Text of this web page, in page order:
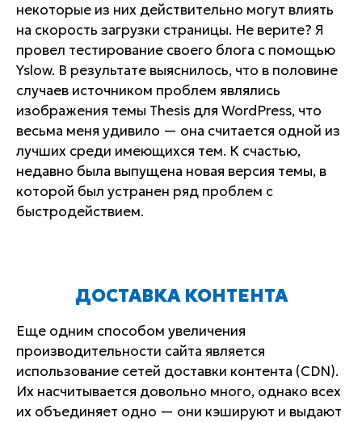
некоторые из них действительно могут влиять
на скорость загрузки страницы. Не верите? Я
провел тестирование своего блога с помощью
Yslow. В результате выяснилось, что в половине
случаев источником проблем являлись
изображения темы Thesis для WordPress, что
весьма меня удивило — она считается одной из
лучших среди имеющихся тем. К счастью,
недавно была выпущена новая версия темы, в
которой был устранен ряд проблем с
быстродействием.
ДОСТАВКА КОНТЕНТА
Еще одним способом увеличения
производительности сайта является
использование сетей доставки контента (CDN).
Их насчитывается довольно много, однако всех
их объединяет одно — они кэшируют и выдают